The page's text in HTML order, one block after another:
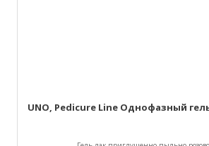
UNO, Pedicure Line Однофазный